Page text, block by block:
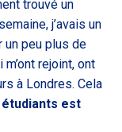
trouvé un
j’avais un
un peu plus de
rejoint, ont
à Londres. Cela
étudiants est